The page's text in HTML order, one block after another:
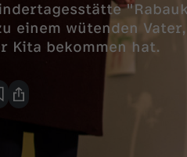
einem wütenden
Kita bekommen hat.